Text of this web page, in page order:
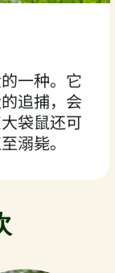
一种。它
追捕，会
袋鼠还可
溺毙。